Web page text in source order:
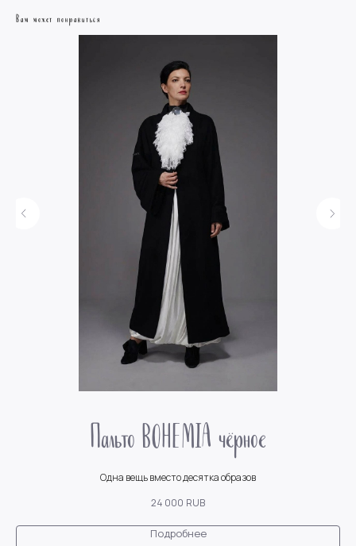
Вам может понравиться
Пальто BOHEMIA чёрное
Одна вещь вместо десятка образов
24 000 RUB
Подробнее